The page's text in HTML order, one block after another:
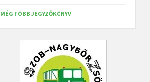
MÉG TÖBB JEGYZŐKÖNYV